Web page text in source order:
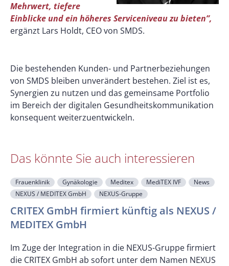
Mehrwert, tiefere
Einblicke und ein höheres Serviceniveau zu bieten”,
ergänzt Lars Holdt, CEO von SMDS.
Die bestehenden Kunden- und Partnerbeziehungen
von SMDS bleiben unverändert bestehen. Ziel ist es,
Synergien zu nutzen und das gemeinsame Portfolio
im Bereich der digitalen Gesundheitskommunikation
konsequent weiterzuentwickeln.
Das könnte Sie auch interessieren
Frauenklinik Gynäkologie Meditex MediTEX IVF
News
NEXUS / MEDITEX GmbH
NEXUS-Gruppe
CRITEX GmbH firmiert künftig als NEXUS /
MEDITEX GmbH
Im Zuge der Integration in die NEXUS-Gruppe firmiert
die CRITEX GmbH ab sofort unter dem Namen NEXUS